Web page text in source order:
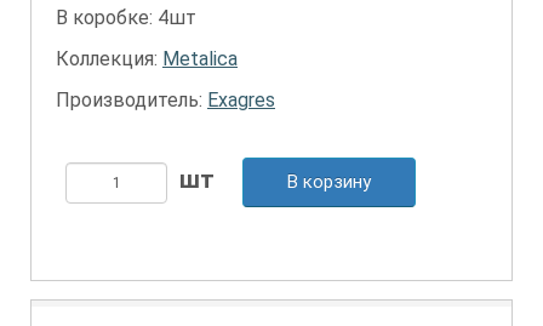
В коробке: 4шт
Коллекция: Metalica
Производитель: Exagres
В корзину